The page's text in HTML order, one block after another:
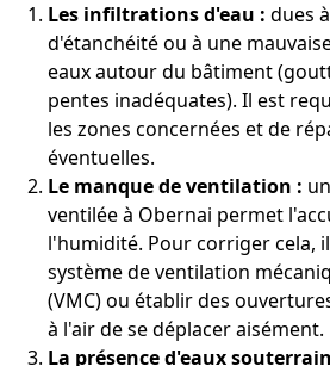
Les infiltrations d'eau : dues
d'étanchéité ou à une
eaux autour du bâtiment
pentes inadéquates). Il est
les zones concernées et de
éventuelles.
Le manque de ventilation :
ventilée à Obernai permet
l'humidité. Pour corriger cela,
système de ventilation
(VMC) ou établir des
à l'air de se déplacer aisément.
La présence d'eaux